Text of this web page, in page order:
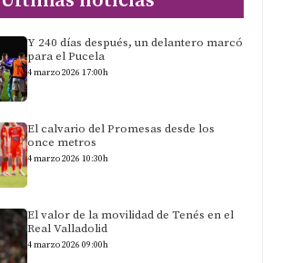
Y 240 días después, un delantero marcó
para el Pucela
4 marzo 2026 17:00h
El calvario del Promesas desde los
once metros
4 marzo 2026 10:30h
El valor de la movilidad de Tenés en el
Real Valladolid
4 marzo 2026 09:00h